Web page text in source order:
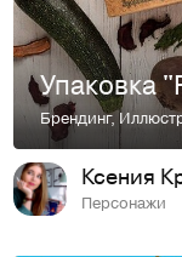
Упаковка
Брендинг,
Ксения
Персонажи